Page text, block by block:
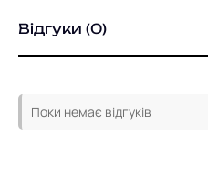
Відгуки (0)
Поки немає відгуків